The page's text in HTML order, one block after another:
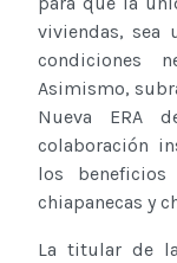
viviendas, sea
condiciones
Asimismo,
Nueva ERA
colaboración
los
chiapanecas y
La titular de la